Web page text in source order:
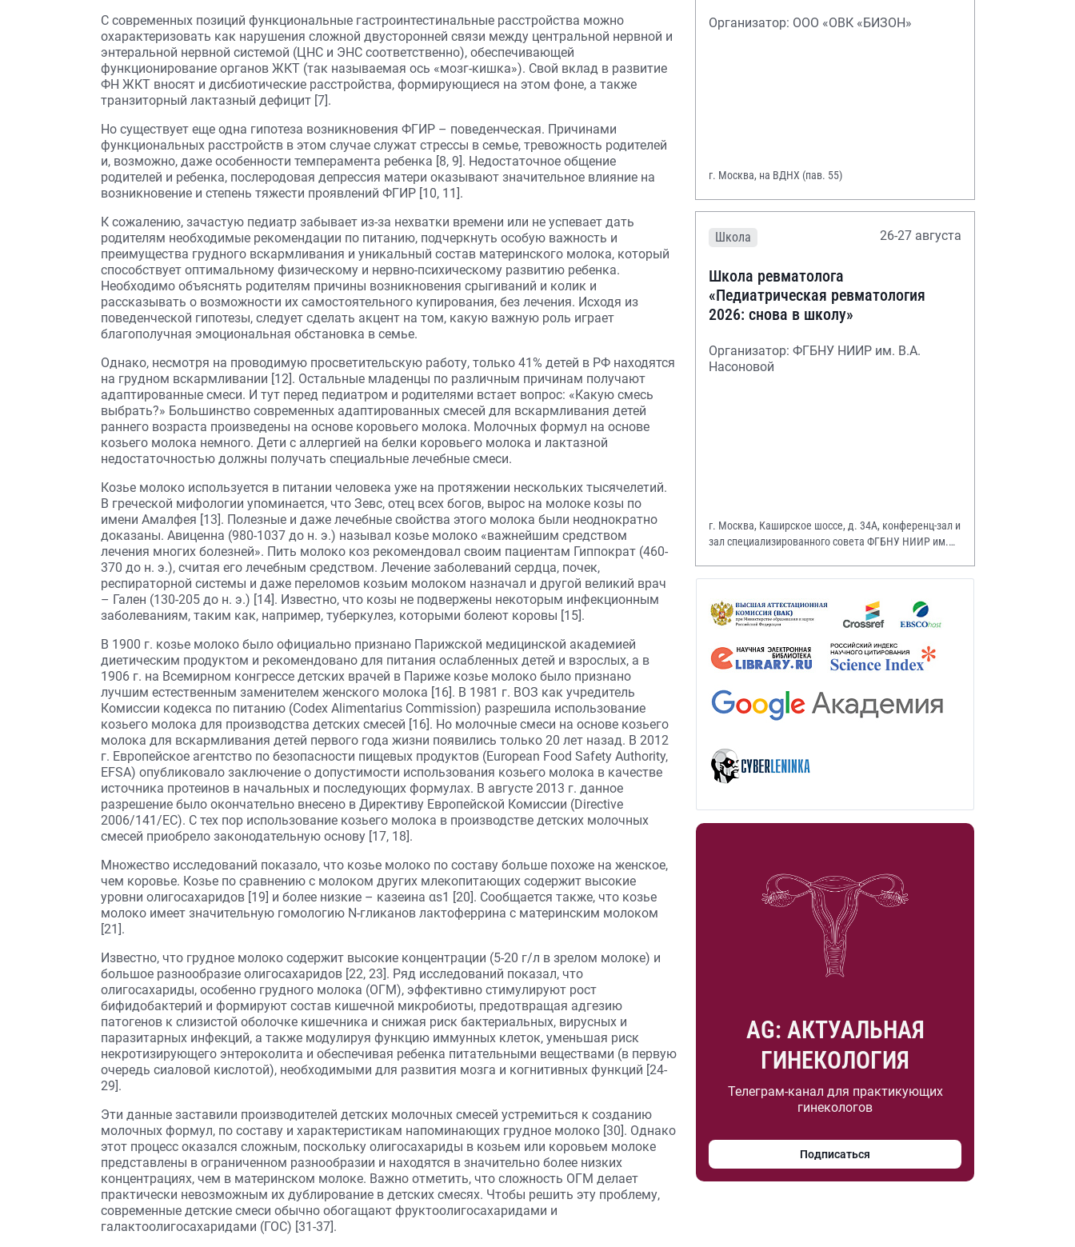
С современных позиций функциональные гастроинтестинальные расстройства можно
охарактеризовать как нарушения сложной двусторонней связи между центральной нервной и
энтеральной нервной системой (ЦНС и ЭНС соответственно), обеспечивающей
функционирование органов ЖКТ (так называемая ось «мозг-кишка»). Свой вклад в развитие
ФН ЖКТ вносят и дисбиотические расстройства, формирующиеся на этом фоне, а также
транзиторный лактазный дефицит [7].
Но существует еще одна гипотеза возникновения ФГИР – поведенческая. Причинами
функциональных расстройств в этом случае служат стрессы в семье, тревожность родителей
и, возможно, даже особенности темперамента ребенка [8, 9]. Недостаточное общение
родителей и ребенка, послеродовая депрессия матери оказывают значительное влияние на
возникновение и степень тяжести проявлений ФГИР [10, 11].
К сожалению, зачастую педиатр забывает из-за нехватки времени или не успевает дать
родителям необходимые рекомендации по питанию, подчеркнуть особую важность и
преимущества грудного вскармливания и уникальный состав материнского молока, который
способствует оптимальному физическому и нервно-психическому развитию ребенка.
Необходимо объяснять родителям причины возникновения срыгиваний и колик и
рассказывать о возможности их самостоятельного купирования, без лечения. Исходя из
поведенческой гипотезы, следует сделать акцент на том, какую важную роль играет
благополучная эмоциональная обстановка в семье.
Однако, несмотря на проводимую просветительскую работу, только 41% детей в РФ находятся
на грудном вскармливании [12]. Остальные младенцы по различным причинам получают
адаптированные смеси. И тут перед педиатром и родителями встает вопрос: «Какую смесь
выбрать?» Большинство современных адаптированных смесей для вскармливания детей
раннего возраста произведены на основе коровьего молока. Молочных формул на основе
козьего молока немного. Дети с аллергией на белки коровьего молока и лактазной
недостаточностью должны получать специальные лечебные смеси.
Козье молоко используется в питании человека уже на протяжении нескольких тысячелетий.
В греческой мифологии упоминается, что Зевс, отец всех богов, вырос на молоке козы по
имени Амалфея [13]. Полезные и даже лечебные свойства этого молока были неоднократно
доказаны. Авиценна (980-1037 до н. э.) называл козье молоко «важнейшим средством
лечения многих болезней». Пить молоко коз рекомендовал своим пациентам Гиппократ (460-
370 до н. э.), считая его лечебным средством. Лечение заболеваний сердца, почек,
респираторной системы и даже переломов козьим молоком назначал и другой великий врач
– Гален (130-205 до н. э.) [14]. Известно, что козы не подвержены некоторым инфекционным
заболеваниям, таким как, например, туберкулез, которыми болеют коровы [15].
В 1900 г. козье молоко было официально признано Парижской медицинской академией
диетическим продуктом и рекомендовано для питания ослабленных детей и взрослых, а в
1906 г. на Всемирном конгрессе детских врачей в Париже козье молоко было признано
лучшим естественным заменителем женского молока [16]. В 1981 г. ВОЗ как учредитель
Комиссии кодекса по питанию (Codex Alimentarius Commission) разрешила использование
козьего молока для производства детских смесей [16]. Но молочные смеси на основе козьего
молока для вскармливания детей первого года жизни появились только 20 лет назад. В 2012
г. Европейское агентство по безопасности пищевых продуктов (European Food Safety Authority,
EFSA) опубликовало заключение о допустимости использования козьего молока в качестве
источника протеинов в начальных и последующих формулах. В августе 2013 г. данное
разрешение было окончательно внесено в Директиву Европейской Комиссии (Directive
2006/141/EC). С тех пор использование козьего молока в производстве детских молочных
смесей приобрело законодательную основу [17, 18].
Множество исследований показало, что козье молоко по составу больше похоже на женское,
чем коровье. Козье по сравнению с молоком других млекопитающих содержит высокие
уровни олигосахаридов [19] и более низкие – казеина αs1 [20]. Сообщается также, что козье
молоко имеет значительную гомологию N-гликанов лактоферрина с материнским молоком
[21].
Известно, что грудное молоко содержит высокие концентрации (5-20 г/л в зрелом молоке) и
большое разнообразие олигосахаридов [22, 23]. Ряд исследований показал, что
олигосахариды, особенно грудного молока (ОГМ), эффективно стимулируют рост
бифидобактерий и формируют состав кишечной микробиоты, предотвращая адгезию
патогенов к слизистой оболочке кишечника и снижая риск бактериальных, вирусных и
паразитарных инфекций, а также модулируя функцию иммунных клеток, уменьшая риск
некротизирующего энтероколита и обеспечивая ребенка питательными веществами (в первую
очередь сиаловой кислотой), необходимыми для развития мозга и когнитивных функций [24-
29].
Эти данные заставили производителей детских молочных смесей устремиться к созданию
молочных формул, по составу и характеристикам напоминающих грудное молоко [30]. Однако
этот процесс оказался сложным, поскольку олигосахариды в козьем или коровьем молоке
представлены в ограниченном разнообразии и находятся в значительно более низких
концентрациях, чем в материнском молоке. Важно отметить, что сложность ОГМ делает
практически невозможным их дублирование в детских смесях. Чтобы решить эту проблему,
современные детские смеси обычно обогащают фруктоолигосахаридами и
галактоолигосахаридами (ГОС) [31-37].
Организатор: ООО «ОВК «БИЗОН»
г. Москва, на ВДНХ (пав. 55)
Школа 26-27 августа
Школа ревматолога
«Педиатрическая ревматология
2026: снова в школу»
Организатор: ФГБНУ НИИР им. В.А.
Насоновой
г. Москва, Каширское шоссе, д. 34А, конференц-зал и
зал специализированного совета ФГБНУ НИИР им.
AG: АКТУАЛЬНАЯ
ГИНЕКОЛОГИЯ
Телеграм-канал для практикующих
гинекологов
Подписаться